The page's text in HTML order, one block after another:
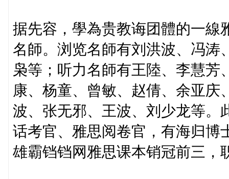
据先容，學為贵教诲团體的一線
名師。浏览名師有刘洪波、冯涛
枭等；听力名師有王陸、李慧芳
康、杨童、曾敏、赵倩、余亚庆
波、张无邪、王波、刘少龙等。
话考官、雅思阅卷官，有海归博
雄霸铛铛网雅思课本销冠前三，